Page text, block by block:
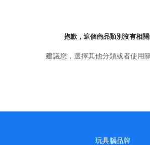
抱歉，這個商品類別沒有相
建議您，選擇其他分類或者使用
玩具腦品牌